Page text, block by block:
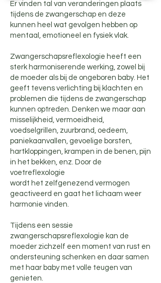
Er vinden tal van veranderingen plaats
tijdens de zwangerschap en deze
kunnen heel wat gevolgen hebben op
mentaal, emotioneel en fysiek vlak.
Zwangerschapsreflexologie heeft een
sterk harmoniserende werking, zowel bij
de moeder als bij de ongeboren baby. Het
geeft tevens verlichting bij klachten en
problemen die tijdens de zwangerschap
kunnen optreden. Denken we maar aan
misselijkheid, vermoeidheid,
voedselgrillen, zuurbrand, oedeem,
paniekaanvallen, gevoelige borsten,
hartkloppingen, krampen in de benen, pijn
in het bekken, enz. Door de
voetreflexologie
wordt het zelfgenezend vermogen
geactiveerd en gaat het lichaam weer
harmonie vinden.
Tijdens een sessie
zwangerschapsreflexologie kan de
moeder zichzelf een moment van rust en
ondersteuning schenken en daar samen
met haar baby met volle teugen van
genieten.